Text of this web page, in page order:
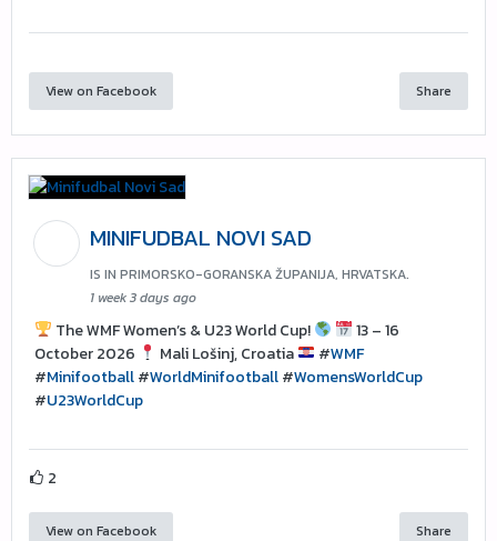
View on Facebook Share
MINIFUDBAL NOVI SAD
IS IN PRIMORSKO-GORANSKA ŽUPANIJA, HRVATSKA.
1 week 3 days ago
The WMF Women’s & U23 World Cup!
13 – 16
October 2026
Mali Lošinj, Croatia #WMF
#Minifootball#WorldMinifootball#WomensWorldCup
#U23WorldCup
2
View on Facebook Share